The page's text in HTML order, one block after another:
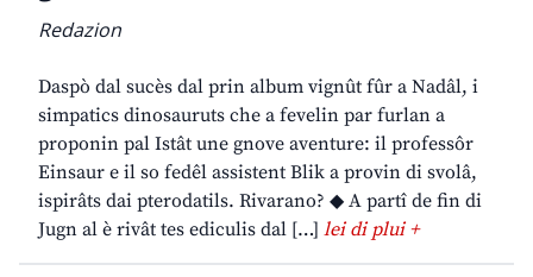
Redazion
Daspò dal sucès dal prin album vignût fûr a Nadâl, i
simpatics dinosauruts che a fevelin par furlan a
proponin pal Istât une gnove aventure: il professôr
Einsaur e il so fedêl assistent Blik a provin di svolâ,
ispirâts dai pterodatils. Rivarano? ◆ A partî de fin di
Jugn al è rivât tes ediculis dal […] lei di plui +